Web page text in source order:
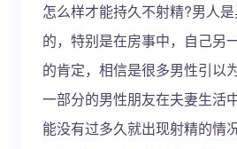
怎么样才能持久不射精?男人
的，特别是在房事中，自己另
的肯定，相信是很多男性引以
一部分的男性朋友在夫妻生活
能没有过多久就出现射精的情